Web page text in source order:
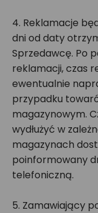
4. Reklamacje
dni od daty
Sprzedawcę. Po
reklamacji, czas
ewentualnie
przypadku
magazynowym.
wydłużyć w
magazynach
poinformowany
telefoniczną.
5. Zamawiający